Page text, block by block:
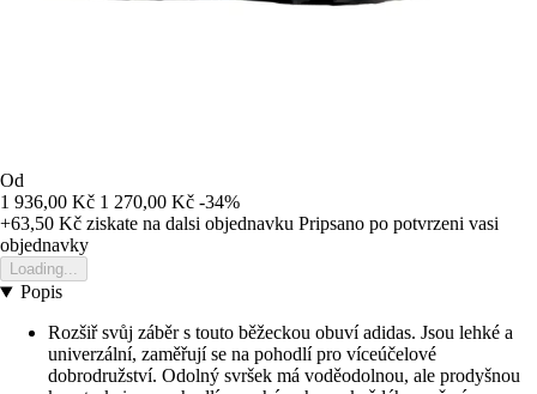
Od
1 936,00 Kč 1 270,00 Kč -34%
+63,50 Kč ziskate na dalsi objednavku Pripsano po potvrzeni vasi
objednavky
Loading...
Popis
Rozšiř svůj záběr s touto běžeckou obuví adidas. Jsou lehké a
univerzální, zaměřují se na pohodlí pro víceúčelové
dobrodružství. Odolný svršek má voděodolnou, ale prodyšnou